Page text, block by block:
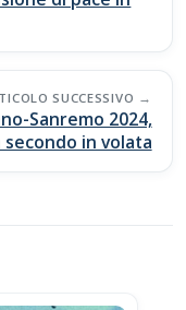
SUCCESSIVO
Sanremo 2024,
secondo in volata